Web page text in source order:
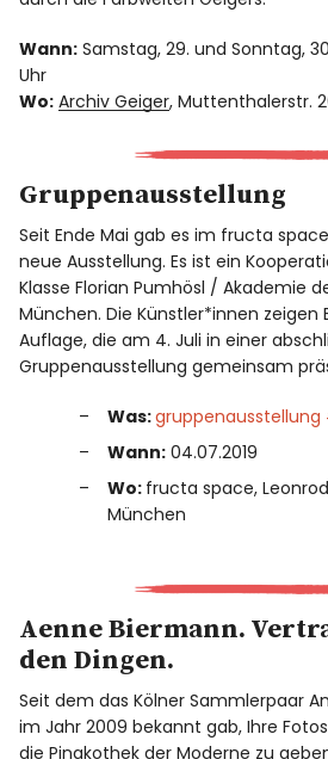
Wann: Samstag, 29. und Sonntag,
Uhr
Wo: Archiv Geiger, Muttenthalerstr.
Gruppenausstellung
Seit Ende Mai gab es im fructa
neue Ausstellung. Es ist ein
Klasse Florian Pumhösl / Akademie
München. Die Künstler*innen
Auflage, die am 4. Juli in einer
Gruppenausstellung gemeinsam
Was:gruppenausstellung
Wann: 04.07.2019
Wo: fructa space,
München
Aenne Biermann.
den Dingen.
Seit dem das Kölner Sammlerpaar
im Jahr 2009 bekannt gab, Ihre
die Pinakothek der Moderne zu